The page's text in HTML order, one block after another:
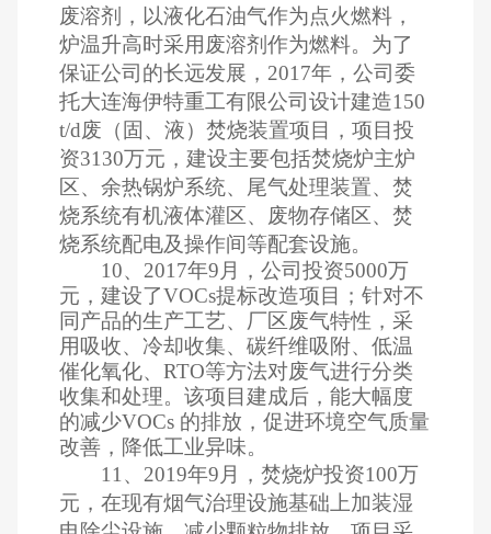
废溶剂，以液化石油气作为点火燃料，
炉温升高时采用废溶剂作为燃料。为了
保证公司的长远发展，2017年，公司委
托大连海伊特重工有限公司设计建造150
t/d废（固、液）焚烧装置项目，项目投
资3130万元，建设主要包括焚烧炉主炉
区、余热锅炉系统、尾气处理装置、焚
烧系统有机液体灌区、废物存储区、焚
烧系统配电及操作间等配套设施。
10、2017年9月，公司投资5000万
元，建设了VOCs提标改造项目；针对不
同产品的生产工艺、厂区废气特性，采
用吸收、冷却收集、碳纤维吸附、低温
催化氧化、RTO等方法对废气进行分类
收集和处理。该项目建成后，能大幅度
的减少VOCs 的排放，促进环境空气质量
改善，降低工业异味。
11、2019年9月，焚烧炉投资100万
元，在现有烟气治理设施基础上加装湿